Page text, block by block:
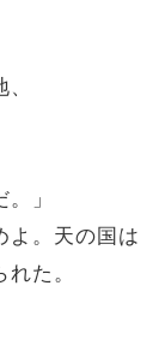
」
よ。天の国は
た。